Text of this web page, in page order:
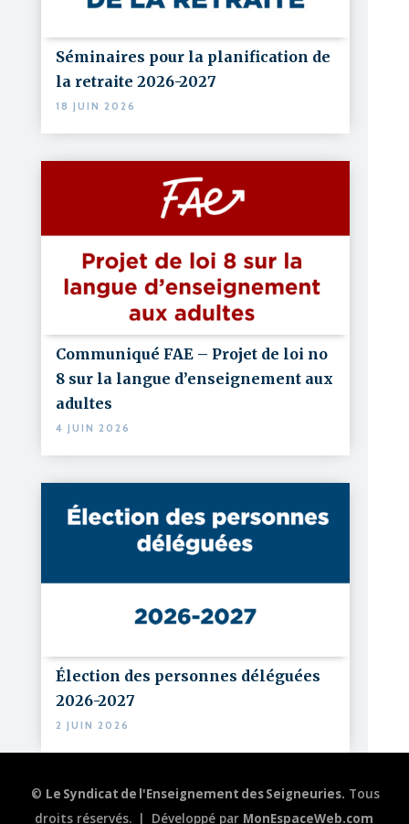
Séminaires pour la planification de
la retraite 2026-2027
18 JUIN 2026
Communiqué FAE – Projet de loi no
8 sur la langue d’enseignement aux
adultes
4 JUIN 2026
Élection des personnes déléguées
2026-2027
2 JUIN 2026
© Le Syndicat de l'Enseignement des Seigneuries. Tous
droits réservés.
Développé par MonEspaceWeb.com